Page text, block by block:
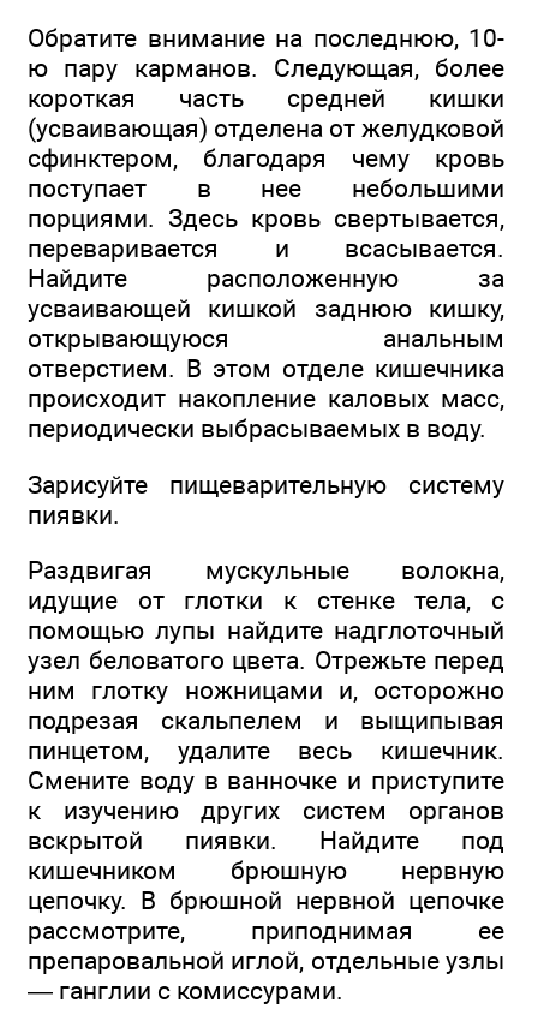
Обратите внимание на последнюю, 10-
ю пару карманов. Следующая, более
короткая часть средней кишки
(усваивающая) отделена от желудковой
сфинктером, благодаря чему кровь
поступает в нее небольшими
порциями. Здесь кровь свертывается,
переваривается и всасывается.
Найдите расположенную за
усваивающей кишкой заднюю кишку,
открывающуюся анальным
отверстием. В этом отделе кишечника
происходит накопление каловых масс,
периодически выбрасываемых в воду.
Зарисуйте пищеварительную систему
пиявки.
Раздвигая мускульные волокна,
идущие от глотки к стенке тела, с
помощью лупы найдите надглоточный
узел беловатого цвета. Отрежьте перед
ним глотку ножницами и, осторожно
подрезая скальпелем и выщипывая
пинцетом, удалите весь кишечник.
Смените воду в ванночке и приступите
к изучению других систем органов
вскрытой пиявки. Найдите под
кишечником брюшную нервную
цепочку. В брюшной нервной цепочке
рассмотрите, приподнимая ее
препаровальной иглой, отдельные узлы
— ганглии с комиссурами.